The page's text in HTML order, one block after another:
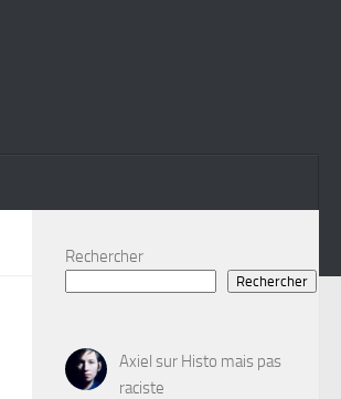
Rechercher
Rechercher
Axiel sur Histo mais pas
raciste